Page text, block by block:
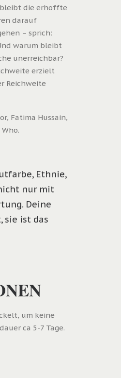
die erhoffte
darauf
– sprich:
warum bleibt
unerreichbar?
erzielt
Reichweite
Fatima Hussain,
Ethnie,
nur mit
Deine
sie ist das
um keine
ca 5-7 Tage.